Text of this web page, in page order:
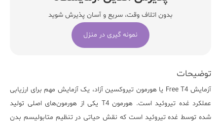
توضیحات
آزمایش Free T4 یا هورمون تیروکسین آزاد، یک آزمایش مهم برای ارزیابی
عملکرد غده تیروئید است. هورمون T4 یکی از هورمون‌های اصلی تولید
شده توسط غده تیروئید است که نقش حیاتی در تنظیم متابولیسم بدن
بدون اتلاف وقت، سریع و آسان پذیرش شوید
نمونه گیری در منزل